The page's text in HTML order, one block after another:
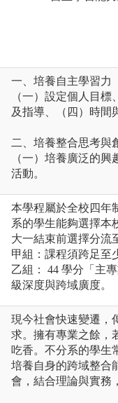
一、培養自主學習力
（一）設定個人目
及指導、（四）時間
二、培養整合思考與
（一）培養廣泛的
活動。
本學程屬於全校四年
系的學生能夠選擇本
大一結束前選擇分流
甲組：課程須跨足至
乙組： 44 學分「主
級深度與跨域廣度。
現今社會快速變遷，
求。擁有專業之餘，
吃香。不分系的學生
培養自身的跨域整合
會，結合理論與實務